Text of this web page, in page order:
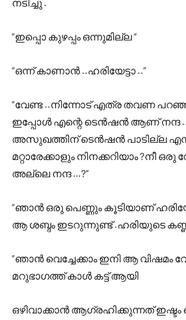
നടിച്ചു .
“ഇപ്പൊ കുഴപ്പം ഒന്നുമില്ല “
“ഒന്ന് കാണാൻ ..ഹരിയേട്ടാ ..”
“വേണ്ട ..നിന്നോട് എത്ര തവണ
ഇപ്പോൾ എന്റെ ടെൻഷൻ ആണ് നന്ദ
അസുഖത്തിന് ടെൻഷൻ പാടില്ല
മറ്റാരേക്കാളും നിനക്കറിയാം ?നീ
അല്ലെ നന്ദ …?”
“ഞാൻ ഒരു പെണ്ണും കൂടിയാണ്
ആ ശബ്ദം ഇടറുന്നുണ്ട് .ഹരിയുടെ
“ഞാൻ വെച്ചേക്കാം ഇനി ആ വിഷമം
മറുഭാഗത്ത് കാൾ കട്ട് ആയി
ഒഴിവാക്കാൻ ആഗ്രഹിക്കുന്നത്